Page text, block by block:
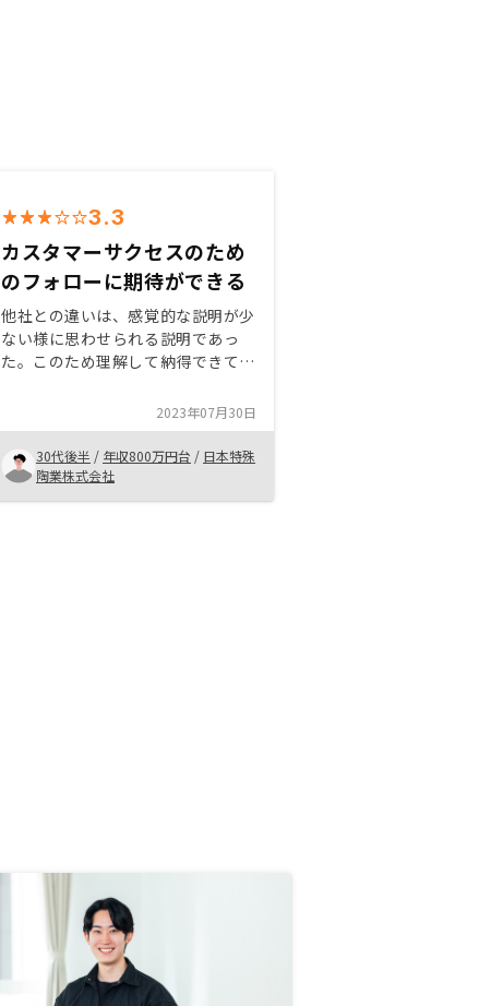
3.3
カスタマーサクセスのため
のフォローに期待ができる
他社との違いは、感覚的な説明が少
ない様に思わせられる説明であっ
た。このため理解して納得できてい
資がうまく行くかどうかは時間が経
たなければわからないことであるの
で、投資としての現時点での評価は
難しいが、思いつく疑問については
十分に答えていただけた。 今後の
2023年07月30日
30代後半 / 年収800万円台 / 日本特殊
陶業株式会社